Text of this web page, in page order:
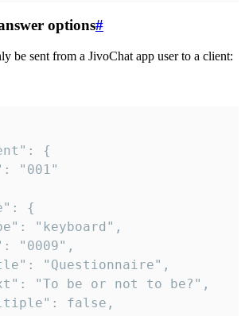
options#
be sent from a JivoChat app user to a client: